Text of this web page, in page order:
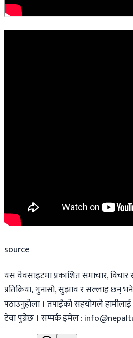
source
यस वेवसाइटमा प्रकाशित समाचार,
प्रतिक्रिया, गुनासो, सुझाव र सल्लाह छन्
पठाउनुहोला । तपाईंको सहयोगले हामीलाई
टेवा पुग्नेछ । सम्पर्क इमेल :